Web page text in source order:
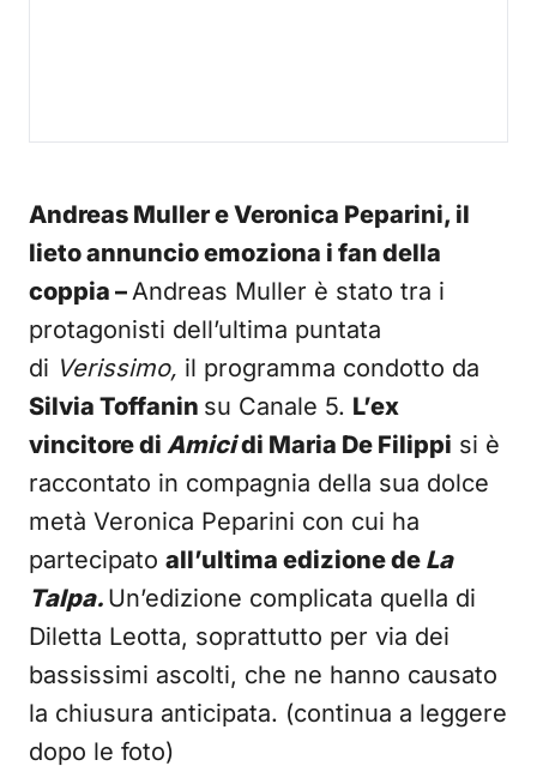
Andreas Muller e Veronica Peparini, il
lieto annuncio emoziona i fan della
coppia –Andreas Muller è stato tra i
protagonisti dell’ultima puntata
di Verissimo, il programma condotto da
Silvia Toffanin su Canale 5. L’ex
vincitore di Amicidi Maria De Filippi si è
raccontato in compagnia della sua dolce
metà Veronica Peparini con cui ha
partecipato all’ultima edizione de La
Talpa. Un’edizione complicata quella di
Diletta Leotta, soprattutto per via dei
bassissimi ascolti, che ne hanno causato
la chiusura anticipata. (continua a leggere
dopo le foto)